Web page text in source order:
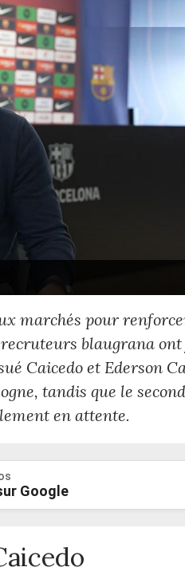
marchés pour
blaugrana ont
Caicedo et Ederson
tandis que le
en attente.
Google